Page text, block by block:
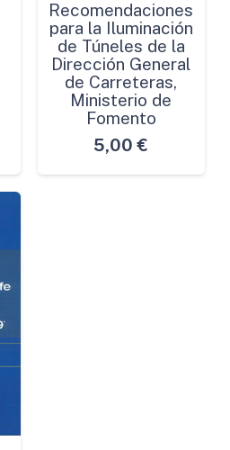
Recomendaciones
para la Iluminación
de Túneles de la
Dirección General
de Carreteras,
Ministerio de
Fomento
5,00 €